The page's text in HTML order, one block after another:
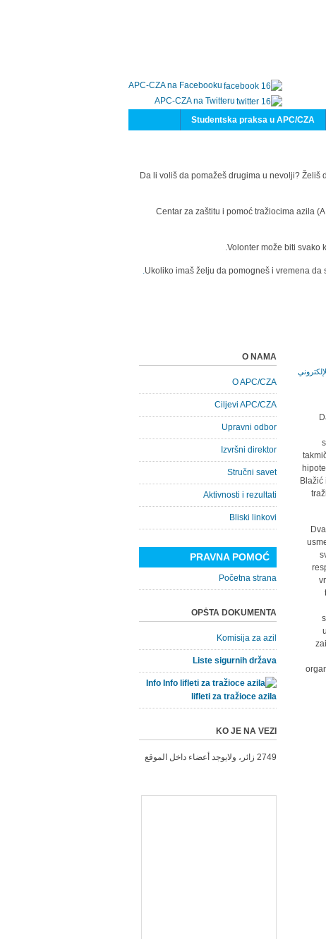
APC-CZA na Facebooku
APC-CZA na Twitteru
Studentska praksa u APC/CZA
Da li voliš da pomažeš drugima u nevolji?
Centar za zaštitu i pomoć tražiocima azila
Volonter može biti svako
Ukoliko imaš želju da pomogneš i vremena
O NAMA
O APC/CZA
Ciljevi APC/CZA
Upravni odbor
Izvršni direktor
Stručni savet
Aktivnosti i rezultati
Bliski linkovi
PRAVNA POMOĆ
Početna strana
OPŠTA DOKUMENTA
Komisija za azil
Liste sigurnih država
Info
lifleti za tražioce azila
KO JE NA VEZI
2749 زائر، ولايوجد أعضاء داخل الموقع